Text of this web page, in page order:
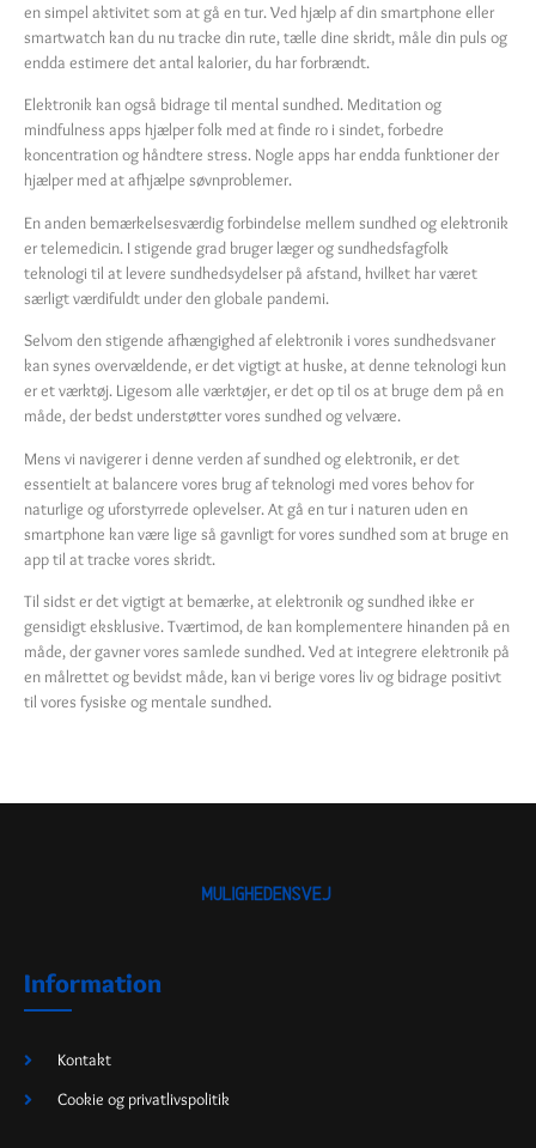
en simpel aktivitet som at gå en tur. Ved hjælp af din smartphone eller
smartwatch kan du nu tracke din rute, tælle dine skridt, måle din puls og
endda estimere det antal kalorier, du har forbrændt.
Elektronik kan også bidrage til mental sundhed. Meditation og
mindfulness apps hjælper folk med at finde ro i sindet, forbedre
koncentration og håndtere stress. Nogle apps har endda funktioner der
hjælper med at afhjælpe søvnproblemer.
En anden bemærkelsesværdig forbindelse mellem sundhed og elektronik
er telemedicin. I stigende grad bruger læger og sundhedsfagfolk
teknologi til at levere sundhedsydelser på afstand, hvilket har været
særligt værdifuldt under den globale pandemi.
Selvom den stigende afhængighed af elektronik i vores sundhedsvaner
kan synes overvældende, er det vigtigt at huske, at denne teknologi kun
er et værktøj. Ligesom alle værktøjer, er det op til os at bruge dem på en
måde, der bedst understøtter vores sundhed og velvære.
Mens vi navigerer i denne verden af sundhed og elektronik, er det
essentielt at balancere vores brug af teknologi med vores behov for
naturlige og uforstyrrede oplevelser. At gå en tur i naturen uden en
smartphone kan være lige så gavnligt for vores sundhed som at bruge en
app til at tracke vores skridt.
Til sidst er det vigtigt at bemærke, at elektronik og sundhed ikke er
gensidigt eksklusive. Tværtimod, de kan komplementere hinanden på en
måde, der gavner vores samlede sundhed. Ved at integrere elektronik på
en målrettet og bevidst måde, kan vi berige vores liv og bidrage positivt
til vores fysiske og mentale sundhed.
Information
Kontakt
Cookie og privatlivspolitik